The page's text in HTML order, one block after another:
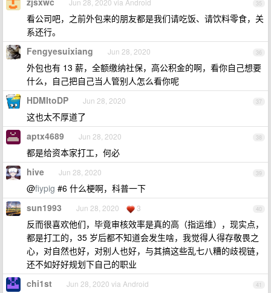
35
Jun 28, 2020 via Android
看公司吧，之前外包来的朋友都是我们请吃饭、请饮料零食，关
系还行。
36
Fengyesuixiang Jun 28, 2020
外包也有 13 薪，全额缴纳社保，高公积金的啊，看你自己想要
什么，自己把自己当人管别人怎么看你呢
37
HDMItoDP Jun 28, 2020
这也太不厚道了
38
aptx4689 Jun 28, 2020
都是给资本家打工，何必
39
hive Jun 28, 2020
@fiypig #6 什么梗啊，科普一下
40
sun1993 Jun 28, 2020 3
反而很喜欢他们，毕竟审核效率是真的高（指运维），现实点，
都是打工的，35 岁后都不知道会发生啥，我觉得人得存敬畏之
心，对自然也好，对别人也好，与其搞这些乱七八糟的歧视链，
还不如好好规划下自己的职业
41
chi1st Jun 28, 2020 via Android